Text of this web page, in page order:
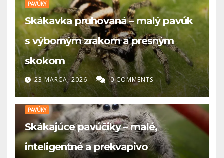
PAVÚKY
Skákavka pruhovaná – malý pavúk
s výborným zrakom a presným
skokom
23 MARCA, 2026 0 COMMENTS
PAVÚKY
Skákajúce pavúčiky – malé,
inteligentné a prekvapivo